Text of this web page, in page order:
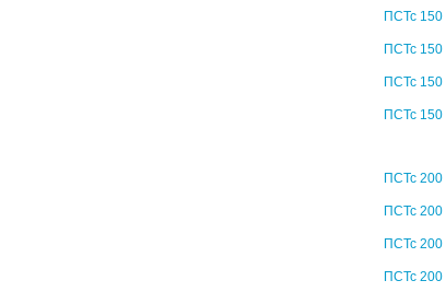
ПСТс 150
ПСТс 150
ПСТс 150
ПСТс 150
ПСТс 200
ПСТс 200
ПСТс 200
ПСТс 200